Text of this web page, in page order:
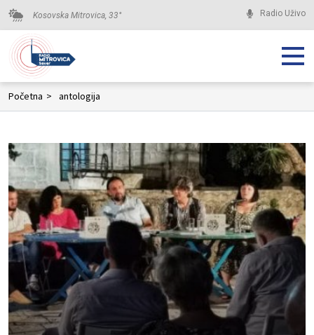
Kosovska Mitrovica, 33° Radio Uživo
Početna > antologija